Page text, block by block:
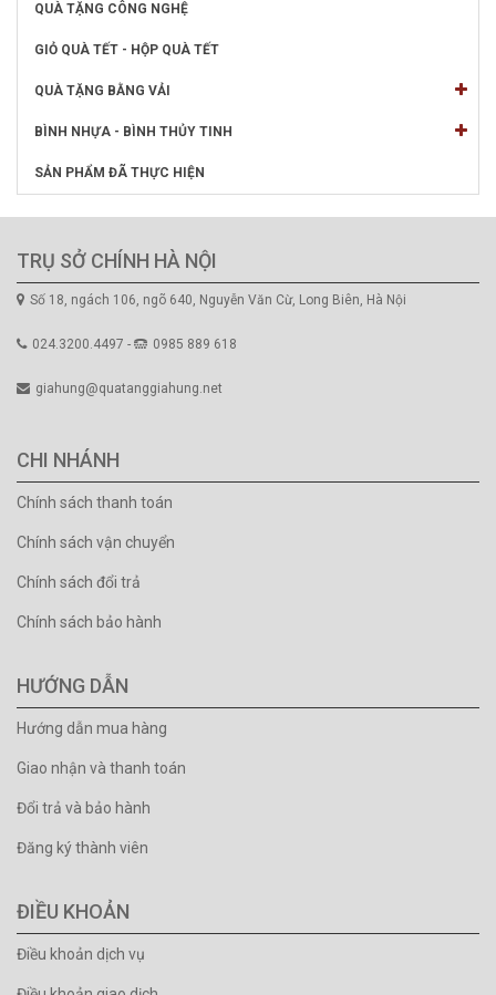
QUÀ TẶNG CÔNG NGHỆ
GIỎ QUÀ TẾT - HỘP QUÀ TẾT
QUÀ TẶNG BẰNG VẢI
BÌNH NHỰA - BÌNH THỦY TINH
SẢN PHẨM ĐÃ THỰC HIỆN
TRỤ SỞ CHÍNH HÀ NỘI
Số 18, ngách 106, ngõ 640, Nguyễn Văn Cừ, Long Biên, Hà Nội
024.3200.4497 - 0985 889 618
giahung@quatanggiahung.net
CHI NHÁNH
Chính sách thanh toán
Chính sách vận chuyển
Chính sách đổi trả
Chính sách bảo hành
HƯỚNG DẪN
Hướng dẫn mua hàng
Giao nhận và thanh toán
Đổi trả và bảo hành
Đăng ký thành viên
ĐIỀU KHOẢN
Điều khoản dịch vụ